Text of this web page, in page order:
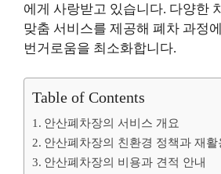
에게 사랑받고 있습니다. 다양한
맞춤 서비스를 제공해 폐차 과정
번거로움을 최소화합니다.
Table of Contents
안산폐차장의 서비스 개요
안산폐차장의 친환경 정책과 재활
안산폐차장의 비용과 견적 안내